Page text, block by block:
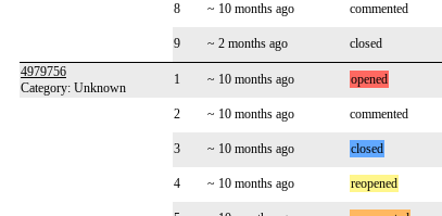
8
~ 10 months ago commented
9
~ 2 months ago closed
4979756
Category: Unknown
1 ~ 10 months ago opened
2 ~ 10 months ago commented
3 ~ 10 months ago closed
4
~ 10 months ago reopened